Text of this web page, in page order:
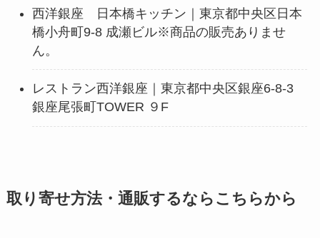
西洋銀座 日本橋キッチン｜東京都中央区日本
橋小舟町9-8 成瀬ビル※商品の販売ありませ
ん。
レストラン西洋銀座｜東京都中央区銀座6-8-3
銀座尾張町TOWER ９F
取り寄せ方法・通販するならこちらから